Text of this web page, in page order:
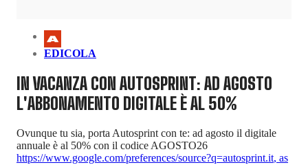
EDICOLA
IN VACANZA CON AUTOSPRINT: AD AGOSTO
L'ABBONAMENTO DIGITALE È AL 50%
Ovunque tu sia, porta Autosprint con te: ad agosto il digitale
annuale è al 50% con il codice AGOSTO26
https://www.google.com/preferences/source?q=autosprint.it, as